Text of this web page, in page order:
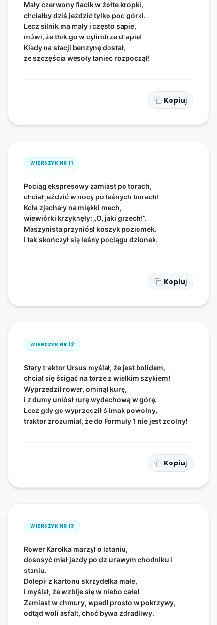
Mały czerwony fiacik w żółte kropki,
chciałby dziś jeździć tylko pod górki.
Lecz silnik ma mały i często sapie,
mówi, że tłok go w cylindrze drapie!
Kiedy na stacji benzynę dostał,
ze szczęścia wesoły taniec rozpoczął!
Kopiuj
WIERSZYK NR 11
Pociąg ekspresowy zamiast po torach,
chciał jeździć w nocy po leśnych borach!
Koła zjechały na miękki mech,
wiewiórki krzyknęły: „O, jaki grzech!”.
Maszynista przyniósł koszyk poziomek,
i tak skończył się leśny pociągu dzionek.
Kopiuj
WIERSZYK NR 12
Stary traktor Ursus myślał, że jest bolidem,
chciał się ścigać na torze z wielkim szykiem!
Wyprzedził rower, ominął kurę,
i z dumy uniósł rurę wydechową w górę.
Lecz gdy go wyprzedził ślimak powolny,
traktor zrozumiał, że do Formuły 1 nie jest zdolny!
Kopiuj
WIERSZYK NR 13
Rower Karolka marzył o lataniu,
dososyć miał jazdy po dziurawym chodniku i
staniu.
Dolepił z kartonu skrzydełka małe,
i myślał, że wzbije się w niebo całe!
Zamiast w chmury, wpadł prosto w pokrzywy,
odtąd woli asfalt, choć bywa zdradliwy.